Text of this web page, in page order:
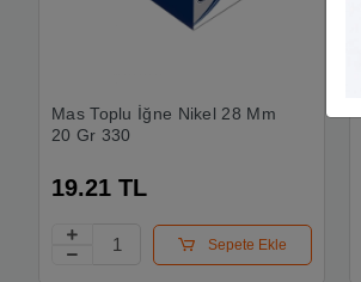
Mas Toplu İğne Nikel 28 Mm
20 Gr 330
19.21 TL
Sepete Ekle